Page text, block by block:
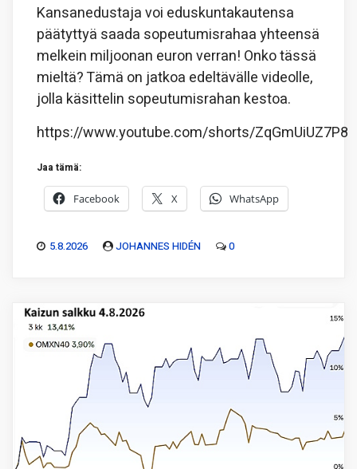
Kansanedustaja voi eduskuntakautensa
päätyttyä saada sopeutumisrahaa yhteensä
melkein miljoonan euron verran! Onko tässä
mieltä? Tämä on jatkoa edeltävälle videolle,
jolla käsittelin sopeutumisrahan kestoa.
https://www.youtube.com/shorts/ZqGmUiUZ7P8
Jaa tämä:
Facebook X WhatsApp
5.8.2026 JOHANNES HIDÉN 0